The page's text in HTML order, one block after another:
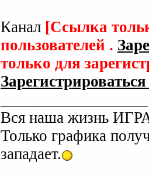
Канал [Ссылка
пользователей .
только для
Вся наша жизнь
Только графика
западает.